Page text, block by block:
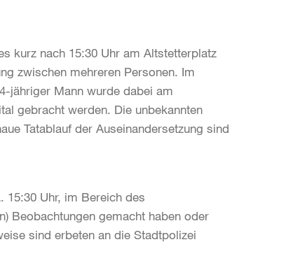
kurz nach 15:30 Uhr am Altstetterplatz
zwischen mehreren Personen. Im
jähriger Mann wurde dabei am
gebracht werden. Die unbekannten
Tatablauf der Auseinandersetzung sind
15:30 Uhr, im Bereich des
Beobachtungen gemacht haben oder
sind erbeten an die Stadtpolizei